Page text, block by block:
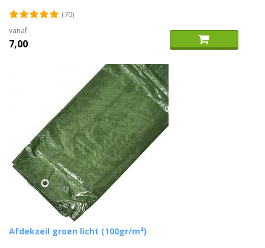
(70)
vanaf
7,00
Afdekzeil groen licht (100gr/m²)